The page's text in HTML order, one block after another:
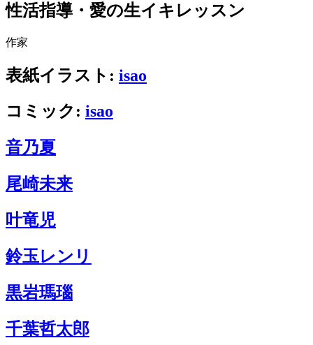
性活指導・愛の生イキレッスン
作家
表紙イラスト: isao
コミック: isao
音乃夏
尾崎未来
叶竜児
鈴玉レンリ
黒岩瑪瑙
千葉哲太郎